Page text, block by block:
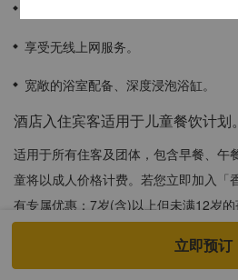
享受无线上网服务。
宽敞的浴室配备、深度浸泡浴缸。
酒店入住宾客适用于儿童餐饮计划。
适用于所有住客及团体，包含早餐、午
童将以成人价格计费。若您立即加入「
有专属优惠：7岁(含)以上但未满12岁
立即预订